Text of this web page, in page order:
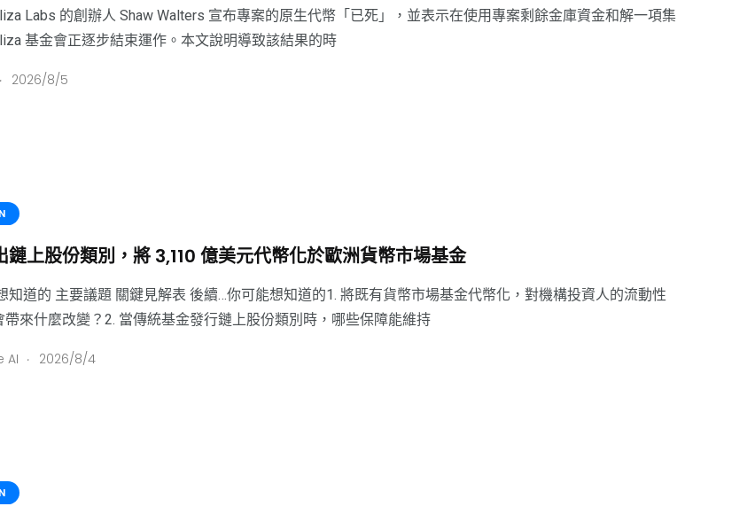
Labs 的創辦人 Shaw Walters 宣布專案的原生代幣「已死」，並表示在使用專案剩餘金庫資金和解一項集
基金會正逐步結束運作。本文說明導致該結果的時
. 2026/8/5
鏈上股份類別，將 3,110 億美元代幣化於歐洲貨幣市場基金
知道的 主要議題 關鍵見解表 後續…你可能想知道的1. 將既有貨幣市場基金代幣化，對機構投資人的流動性
帶來什麼改變？2. 當傳統基金發行鏈上股份類別時，哪些保障能維持
AI . 2026/8/4